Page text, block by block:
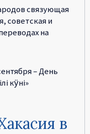
связующая
советская и
на
– День
кӱнi»
в